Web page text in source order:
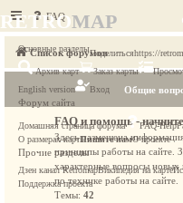
RETROMAP
Основные разделыПоделитьсяhttps://
Архив карт
Заказ карты
English version
Вход
Форум сайта
Домашняя страница форума FAQ-Help
О размерах картПишите намО проекте
Прочие разделы
Дзен канал RetromapВикипедия на карте
Поддержка проекта
FAQ
Список форумов
Общие
FAQ и помощь -
Здесь размещена
принципы работы на сайте.
характерные вопросы новых
по технике работы на сайте.
Темы: 42